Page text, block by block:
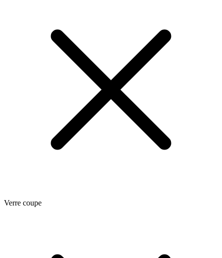
Verre coupe